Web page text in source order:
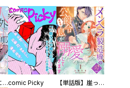
人外の旦那様に娶られ毎晩ナカまで愛される…。アンソロジーcomic Picky 【単話版】崖っぷち令嬢ですが、意地と策略で幸せになります！シリーズ